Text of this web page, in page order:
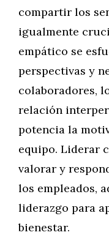
compartir los
igualmente
empático se
perspectivas y
colaboradores,
relación
potencia la
equipo. Liderar
valorar y
los empleados,
liderazgo para
bienestar.